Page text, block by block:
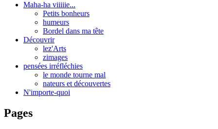
Maha-ha viiiiie...
Petits bonheurs
humeurs
Bordel dans ma tête
Découvrir
lez'Arts
zimages
pensées irréfléchies
le monde tourne mal
nateurs et découvertes
N'importe-quoi
Pages